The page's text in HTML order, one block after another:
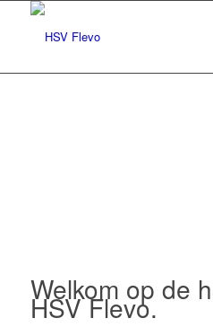
Welkom op de
HSV Flevo.